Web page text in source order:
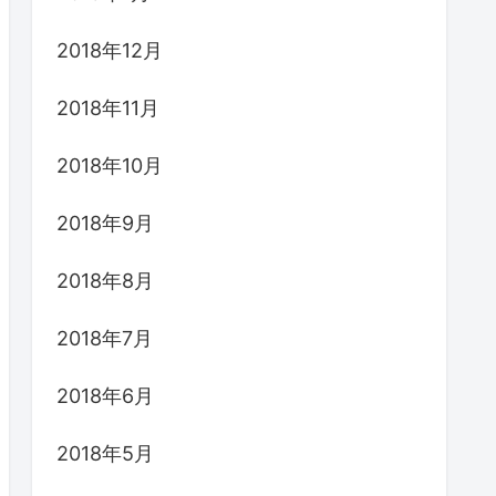
2018年12月
2018年11月
2018年10月
2018年9月
2018年8月
2018年7月
2018年6月
2018年5月